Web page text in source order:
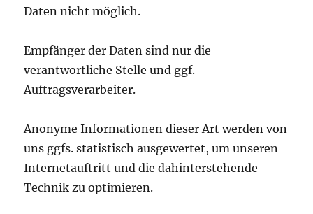
Daten nicht möglich.
Empfänger der Daten sind nur die
verantwortliche Stelle und ggf.
Auftragsverarbeiter.
Anonyme Informationen dieser Art werden von
uns ggfs. statistisch ausgewertet, um unseren
Internetauftritt und die dahinterstehende
Technik zu optimieren.